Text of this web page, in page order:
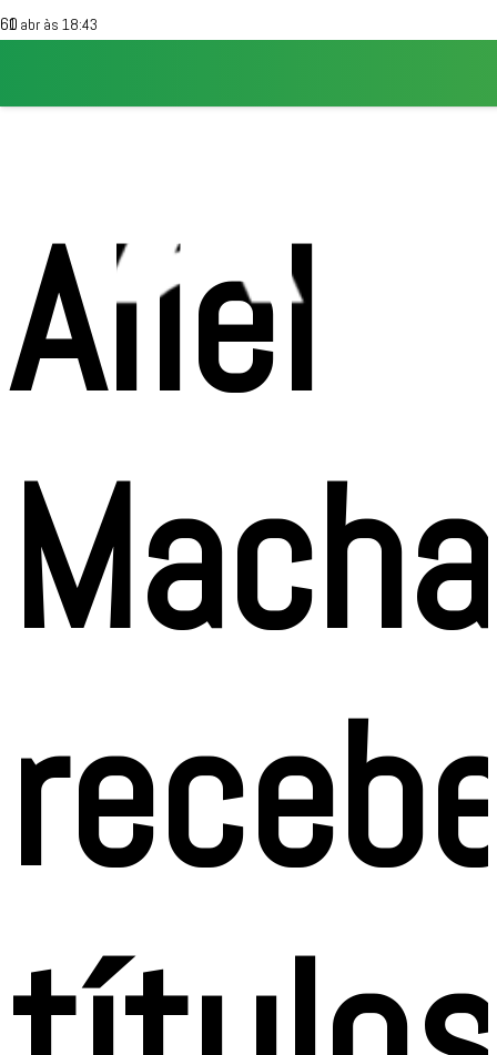
1 abr às 18:43
Aliel